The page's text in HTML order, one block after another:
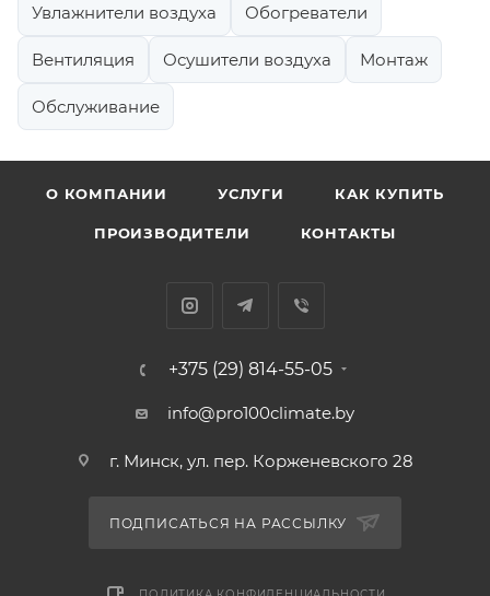
Увлажнители воздуха Обогреватели
Вентиляция Осушители воздуха Монтаж
Обслуживание
О КОМПАНИИ УСЛУГИ КАК КУПИТЬ
ПРОИЗВОДИТЕЛИ КОНТАКТЫ
+375 (29) 814-55-05
info@pro100climate.by
г. Минск, ул. пер. Корженевского 28
ПОДПИСАТЬСЯ НА РАССЫЛКУ